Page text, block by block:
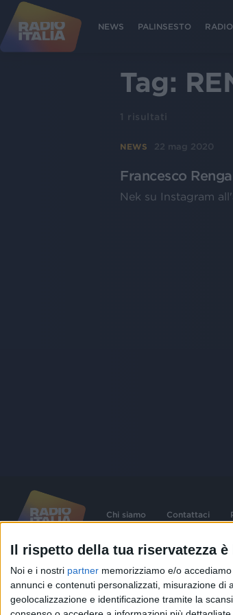
Il rispetto della tua riservatezza
Noi e i nostri partner memorizziamo e/o
annunci e contenuti personalizzati, misurazione di
geolocalizzazione e identificazione tramite la
NEWS PALINSESTO
Tag:
1 risultati
NEWS 22 mag 2020
Francesco
Nek su Instagram
Chi siamo Contattaci
©2026RADIO ITALIA S.p.A. P.IVA 06832230152 | Tutti i
contenute nel sito sono stati assolti gli obblighi derivanti
connessi.
Capitale Sociale € 580.000,00 interamente versato. Iscr.